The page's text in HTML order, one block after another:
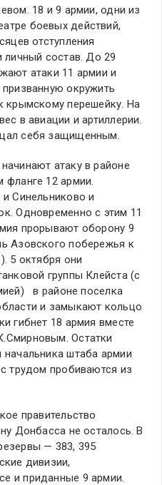
18 и 9 армии, одни из
боевых действий,
отступления
личный состав. До 29
атаки 11 армии и
окружить
крымскому перешейку. На
в авиации и артиллерии.
себя защищенным.
атаку в районе
12 армии.
Синельниково и
Одновременно с этим 11
прорывают оборону 9
Азовского побережья к
5 октября они
группы Клейста (с
в районе поселка
и замыкают кольцо
гибнет 18 армия вместе
Остатки
штаба армии
трудом пробиваются из
правительство
Донбасса не осталось. В
— 383, 395
дивизии,
и приданные 9 армии.